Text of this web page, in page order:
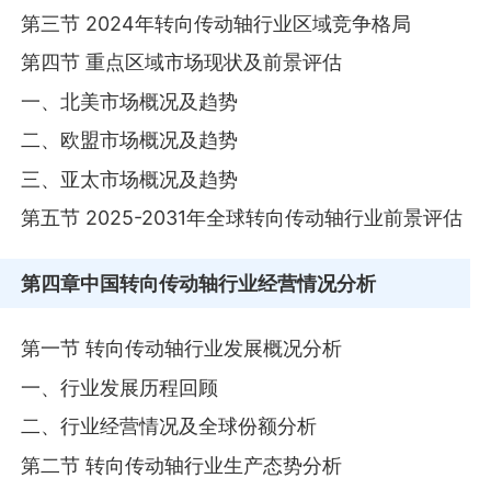
第三节 2024年转向传动轴行业区域竞争格局
第四节 重点区域市场现状及前景评估
一、北美市场概况及趋势
二、欧盟市场概况及趋势
三、亚太市场概况及趋势
第五节 2025-2031年全球转向传动轴行业前景评估
第四章中国转向传动轴行业经营情况分析
第一节 转向传动轴行业发展概况分析
一、行业发展历程回顾
二、行业经营情况及全球份额分析
第二节 转向传动轴行业生产态势分析